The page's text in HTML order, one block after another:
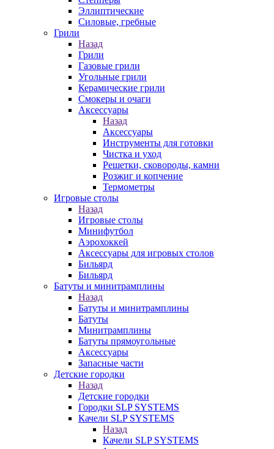
Эллиптические
Силовые, гребные
Грили
Назад
Грили
Газовые грили
Угольные грили
Керамические грили
Смокеры и очаги
Аксессуары
Назад
Аксессуары
Инструменты для готовки
Чистка и уход
Решетки, сковороды, камни
Розжиг и копчение
Термометры
Игровые столы
Назад
Игровые столы
Минифутбол
Аэрохоккей
Аксессуары для игровых столов
Бильяpд
Бильяpд
Батуты и минитрамплины
Назад
Батуты и минитрамплины
Батуты
Минитрамплины
Батуты прямоугольные
Аксессуары
Запасные части
Детские городки
Назад
Детские городки
Городки SLP SYSTEMS
Качели SLP SYSTEMS
Назад
Качели SLP SYSTEMS